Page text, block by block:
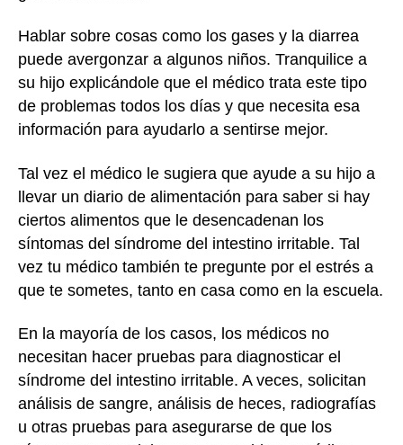
Hablar sobre cosas como los gases y la diarrea
puede avergonzar a algunos niños. Tranquilice a
su hijo explicándole que el médico trata este tipo
de problemas todos los días y que necesita esa
información para ayudarlo a sentirse mejor.
Tal vez el médico le sugiera que ayude a su hijo a
llevar un diario de alimentación para saber si hay
ciertos alimentos que le desencadenan los
síntomas del síndrome del intestino irritable. Tal
vez tu médico también te pregunte por el estrés a
que te sometes, tanto en casa como en la escuela.
En la mayoría de los casos, los médicos no
necesitan hacer pruebas para diagnosticar el
síndrome del intestino irritable. A veces, solicitan
análisis de sangre, análisis de heces, radiografías
u otras pruebas para asegurarse de que los